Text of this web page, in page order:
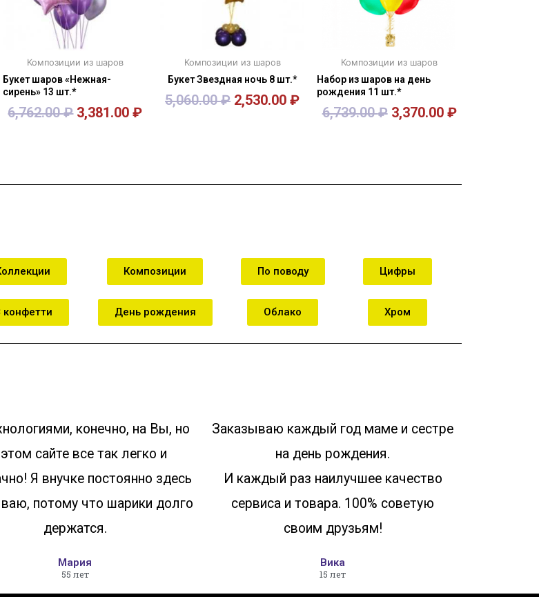
Композиции из шаров
Букет шаров «Нежная-
сирень» 13 шт.*
6,762.00₽ 3,381.00₽
Композиции из шаров
Букет Звездная ночь 8 шт.*
5,060.00₽ 2,530.00₽
Композиции из шаров
Набор из шаров на день
рождения 11 шт.*
6,739.00₽ 3,370.00 ₽
конфетти
Композиции
День рождения
По поводу
Облако
Цифры
Хром
конечно, на Вы, но
сайте все так легко и
Я внучке постоянно здесь
потому что шарики долго
держатся.
Мария
55 лет
Заказываю каждый год маме и сестре
на день рождения.
И каждый раз наилучшее качество
сервиса и товара. 100% советую
своим друзьям!
Вика
15 лет